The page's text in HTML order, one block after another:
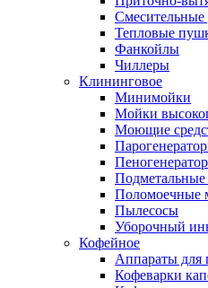
Смесительные
Тепловые
Фанкойлы
Чиллеры
Клининговое
Минимойки
Мойки
Моющие
Поломоечные
Пылесосы
Уборочный
Кофейное
Аппараты для
Кофеварки